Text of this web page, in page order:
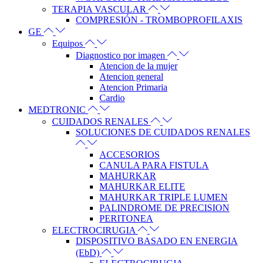
TERAPIA VASCULAR
COMPRESIÓN - TROMBOPROFILAXIS
GE
Equipos
Diagnostico por imagen
Atencion de la mujer
Atencion general
Atencion Primaria
Cardio
MEDTRONIC
CUIDADOS RENALES
SOLUCIONES DE CUIDADOS RENALES
ACCESORIOS
CANULA PARA FISTULA
MAHURKAR
MAHURKAR ELITE
MAHURKAR TRIPLE LUMEN
PALINDROME DE PRECISION
PERITONEA
ELECTROCIRUGIA
DISPOSITIVO BASADO EN ENERGIA
(EbD)